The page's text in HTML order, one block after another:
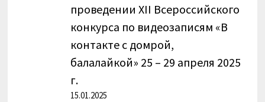
проведении XII Всероссийского
конкурса по видеозаписям «В
контакте с домрой,
балалайкой» 25 – 29 апреля 2025
г.
15.01.2025